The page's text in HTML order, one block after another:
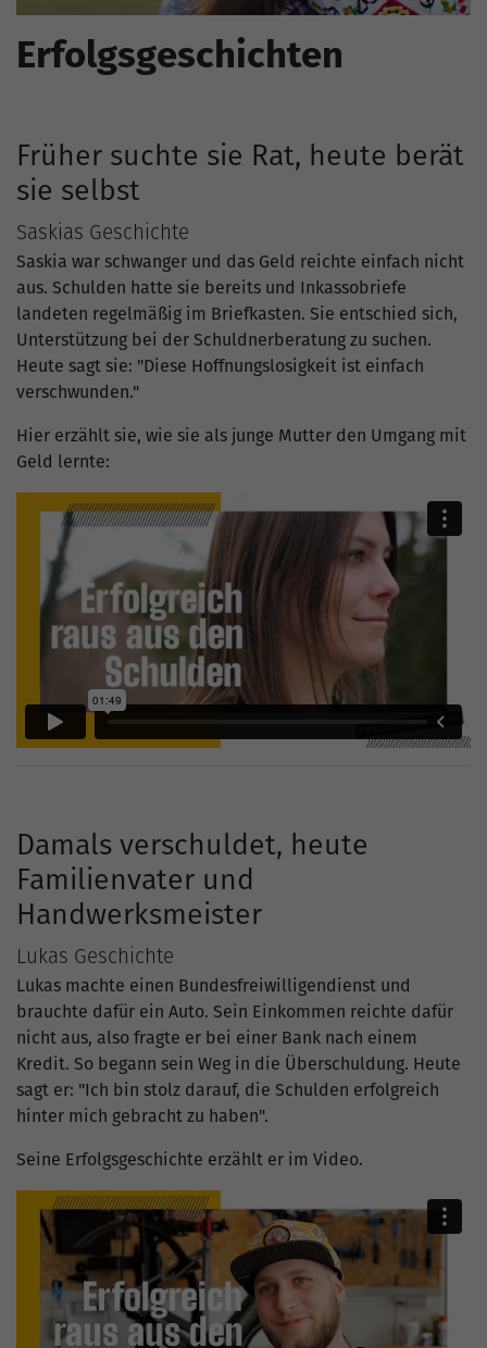
Erfolgsgeschichten
Früher suchte sie Rat, heute berät
sie selbst
Saskias Geschichte
Saskia war schwanger und das Geld reichte einfach nicht
aus. Schulden hatte sie bereits und Inkassobriefe
landeten regelmäßig im Briefkasten. Sie entschied sich,
Unterstützung bei der Schuldnerberatung zu suchen.
Heute sagt sie: "Diese Hoffnungslosigkeit ist einfach
verschwunden."
Hier erzählt sie, wie sie als junge Mutter den Umgang mit
Geld lernte:
Damals verschuldet, heute
Familienvater und
Handwerksmeister
Lukas Geschichte
Lukas machte einen Bundesfreiwilligendienst und
brauchte dafür ein Auto. Sein Einkommen reichte dafür
nicht aus, also fragte er bei einer Bank nach einem
Kredit. So begann sein Weg in die Überschuldung. Heute
sagt er: "Ich bin stolz darauf, die Schulden erfolgreich
hinter mich gebracht zu haben".
Seine Erfolgsgeschichte erzählt er im Video.